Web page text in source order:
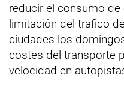
reducir el consumo
limitación del trafico
ciudades los
costes del transporte
velocidad en